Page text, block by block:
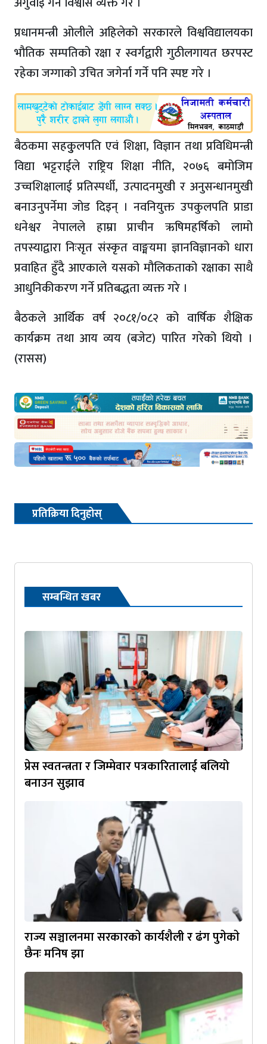
प्रधानमन्त्री ओलीले अहिलेको सरकारले विश्वविद्यालयका
भौतिक सम्पतिको रक्षा र स्वर्गद्वारी गुठीलगायत छरपस्ट
रहेका जग्गाको उचित जगेर्ना गर्ने पनि स्पष्ट गरे ।
बैठकमा सहकुुलपति एवं शिक्षा, विज्ञान तथा प्रविधिमन्त्री
विद्या भट्टराईले राष्ट्रिय शिक्षा नीति, २०७६ बमोजिम
उच्चशिक्षालाई प्रतिस्पर्धी, उत्पादनमुखी र अनुसन्धानमुखी
बनाउनुपर्नेमा जोड दिइन् । नवनियुक्त उपकुलपति प्राडा
धनेश्वर नेपालले हाम्रा प्राचीन ऋषिमहर्षिको लामो
तपस्याद्वारा निःसृत संस्कृत वाङ्मयमा ज्ञानविज्ञानको धारा
प्रवाहित हुँदै आएकाले यसको मौलिकताको रक्षाका साथै
आधुनिकीकरण गर्ने प्रतिबद्धता व्यक्त गरे ।
बैठकले आर्थिक वर्ष २०८१/०८२ को वार्षिक शैक्षिक
कार्यक्रम तथा आय व्यय (बजेट) पारित गरेको थियो ।
(रासस)
प्रतिक्रिया दिनुहोस्
सम्बन्धित खबर
प्रेस स्वतन्त्रता र जिम्मेवार पत्रकारितालाई बलियो
बनाउन सुझाव
राज्य सञ्चालनमा सरकारकाे कार्यशैली र ढंग पुगेकाे
छैनः मनिष झा